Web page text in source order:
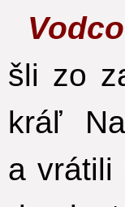
šli zo
kráľ
a vrátili